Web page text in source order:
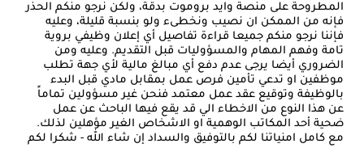
المطروحة على منصة وايد بروموت بدقة، ولكن نرجو منكم الحذر
فإنه من الممكن ان نصيب ونخطىء ولو بنسبة قليلة، وعليه
فإننا نرجو منكم جميعا قراءة تفاصيل أي إعلان وظيفي بروية
تامة وفهم المهام والمسؤوليات قبل التقديم. وعليه ومن
الضروري أيضا يرجى عدم دفع أي مبالغ مالية لأي جهة تطلب
موظفين او تدعي تأمين فرص عمل بمقابل مادي قبل البدء
بالوظيفة وتوقيع عقد عمل معتمد فنحن غير مسؤولين تماماً
عن هذا النوع من الاخطاء الي قد يقع فيها الباحث عن عمل
ضحية أحد المكاتب الوهمية او الاشخاص الغير مؤهلين لذلك.
مع كامل امنياتنا لكم بالتوفيق والسداد إن شاء الله - شكرا لكم